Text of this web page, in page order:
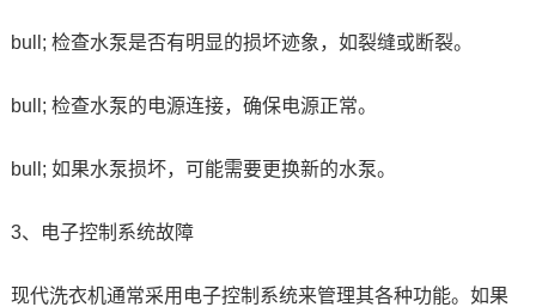
bull; 检查水泵是否有明显的损坏迹象，如裂缝或断裂。
bull; 检查水泵的电源连接，确保电源正常。
bull; 如果水泵损坏，可能需要更换新的水泵。
3、电子控制系统故障
现代洗衣机通常采用电子控制系统来管理其各种功能。如果